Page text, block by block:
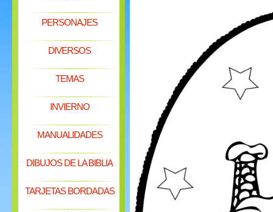
PERSONAJES
DIVERSOS
TEMAS
INVIERNO
MANUALIDADES
DIBUJOS DE LA BIBLIA
TARJETAS BORDADAS